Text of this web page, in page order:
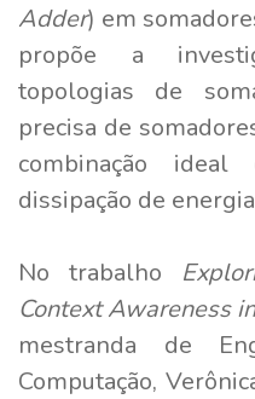
Adder) em
propõe a
topologias de
precisa de
combinação
dissipação de
No trabalho
Context Awareness
mestranda de
Computação,